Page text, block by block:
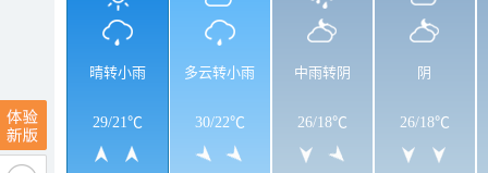
晴转小雨
29/21℃
多云转小雨
30/22℃
中雨转阴
26/18℃
阴
26/18℃